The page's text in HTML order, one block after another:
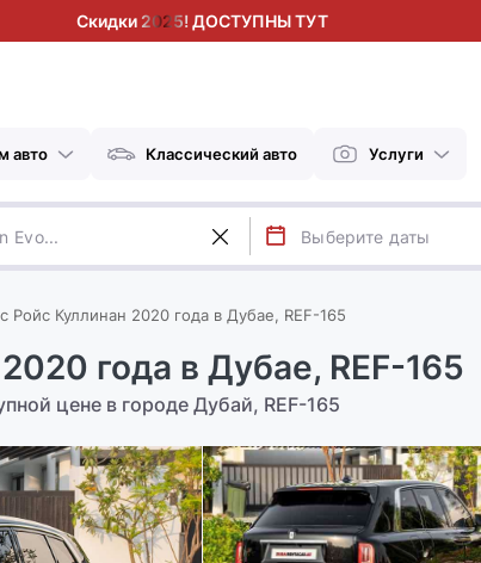
Скидки 2025! ДОСТУПНЫ ТУТ
авто Классический авто Услуги
Ройс Куллинан 2020 года в Дубае, REF-165
года в Дубае, REF-165
цене в городе Дубай, REF-165